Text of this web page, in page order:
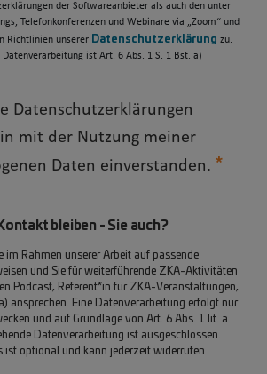
der Softwareanbieter als auch den unter
Telefonkonferenzen und Webinare via „Zoom“ und
Richtlinien unserer Datenschutzerklärung zu.
ist Art. 6 Abs. 1 S. 1 Bst. a)
Datenschutzerklärungen
mit der Nutzung meiner
Daten einverstanden.
bleiben - Sie auch?
im Rahmen unserer Arbeit auf passende
und Sie für weiterführende ZKA-Aktivitäten
Podcast, Referent*in für ZKA-Veranstaltungen,
ansprechen. Eine Datenverarbeitung erfolgt nur
und auf Grundlage von Art. 6 Abs. 1 lit. a
Datenverarbeitung ist ausgeschlossen.
ist optional und kann jederzeit widerrufen